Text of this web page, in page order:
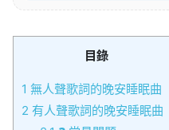
目錄
1 無人聲歌詞的晚安睡眠曲
2 有人聲歌詞的晚安睡眠曲